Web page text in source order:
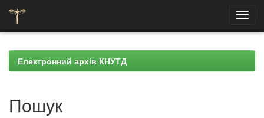
navigationЕлектронний архів КНУТД
Пошук